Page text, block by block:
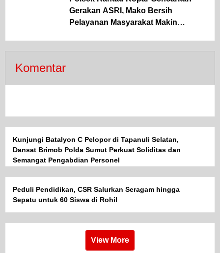
Gerakan ASRI, Mako Bersih
Pelayanan Masyarakat Makin
Komentar
Kunjungi Batalyon C Pelopor di Tapanuli Selatan,
Dansat Brimob Polda Sumut Perkuat Soliditas dan
Semangat Pengabdian Personel
Peduli Pendidikan, CSR Salurkan Seragam hingga
Sepatu untuk 60 Siswa di Rohil
View More